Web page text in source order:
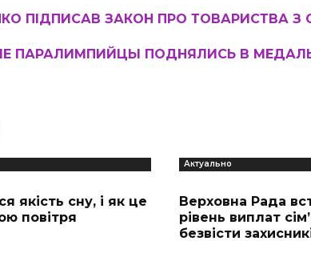
ПІДПИСАВ ЗАКОН ПРО ТОВАРИСТВА
ПАРАЛИМПИЙЦЫ ПОДНЯЛИСЬ В
якість сну, і як це
повітря
Актуально
Верховна Рада
рівень виплат
безвісти